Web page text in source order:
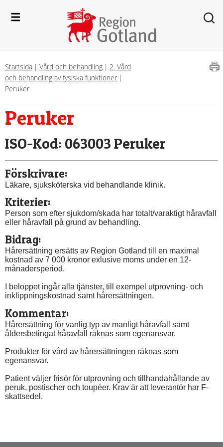
Startsida | Vård och behandling | 2. Vård
och behandling av fysiska funktioner |
Peruker
Peruker
ISO-Kod: 063003 Peruker
Förskrivare:
Läkare, sjuksköterska vid behandlande klinik.
Kriterier:
Person som efter sjukdom/skada har totalt/varaktigt håravfall
eller håravfall på grund av behandling.
Bidrag:
Hårersättning ersätts av Region Gotland till en maximal
kostnad av 7 000 kronor exlusive moms under en 12-
månadersperiod.
I beloppet ingår alla tjänster, till exempel utprovning- och
inklippningskostnad samt hårersättningen.
Kommentar:
Hårersättning för vanlig typ av manligt håravfall samt
åldersbetingat håravfall räknas som egenansvar.
Produkter för vård av hårersättningen räknas som
egenansvar.
Patient väljer frisör för utprovning och tillhandahållande av
peruk, postischer och toupéer. Krav är att leverantör har F-
skattsedel.